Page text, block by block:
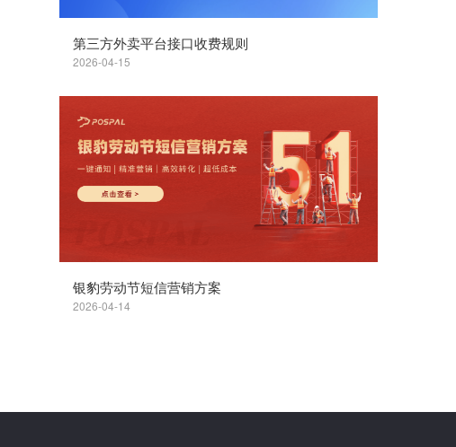
第三方外卖平台接口收费规则
2026-04-15
银豹劳动节短信营销方案
2026-04-14